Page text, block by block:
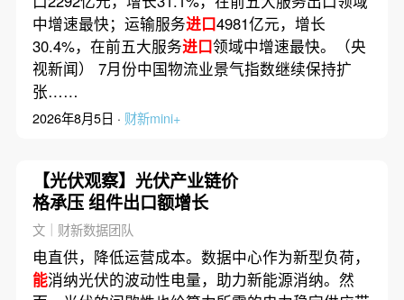
中增速最快；运输服务进口4981亿元，增长
30.4%，在前五大服务进口领域中增速最快。（央
视新闻） 7月份中国物流业景气指数继续保持扩
张……
2026年8月5日 · 财新mini+
【光伏观察】光伏产业链价
格承压 组件出口额增长
文｜财新数据团队
电直供，降低运营成本。数据中心作为新型负荷，
能消纳光伏的波动性电量，助力新能源消纳。然